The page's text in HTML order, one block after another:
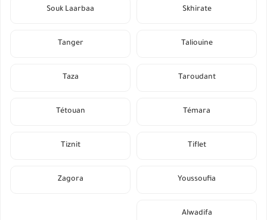
Skhirate
Souk Laarbaa
Taliouine
Tanger
Taroudant
Taza
Témara
Tétouan
Tiflet
Tiznit
Youssoufia
Zagora
Alwadifa